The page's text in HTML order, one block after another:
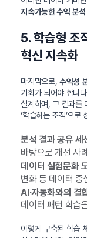
지속가능한 수익 분
5. 학습형 조
혁신 지속화
마지막으로, 수익성
기회가 되어야 합니
설계하며, 그 결과를
‘학습하는 조직’으로
분석 결과 공유 세
바탕으로 개선 사
데이터 실험문화
변화 등 데이터 중
AI·자동화와의 결
데이터 패턴 학습
이렇게 구축된 학습